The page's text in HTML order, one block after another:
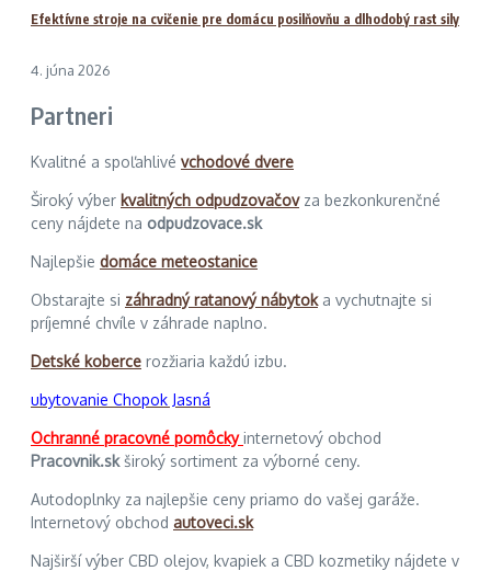
Efektívne stroje na cvičenie pre domácu posilňovňu a dlhodobý rast sily
4. júna 2026
Partneri
Kvalitné a spoľahlivé vchodové dvere
Široký výber kvalitných odpudzovačovza bezkonkurenčné
ceny nájdete na odpudzovace.sk
Najlepšie domáce meteostanice
Obstarajte si záhradný ratanový nábytoka vychutnajte si
príjemné chvíle v záhrade naplno.
Detské koberce rozžiaria každú izbu.
ubytovanie Chopok Jasná
Ochranné pracovné pomôckyinternetový obchod
Pracovnik.skširoký sortiment za výborné ceny.
Autodoplnky za najlepšie ceny priamo do vašej garáže.
Internetový obchod autoveci.sk
Najširší výber CBD olejov, kvapiek a CBD kozmetiky nájdete v